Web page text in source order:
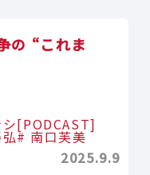
の “これま
[PODCAST]
南口芙美
2025.9.9